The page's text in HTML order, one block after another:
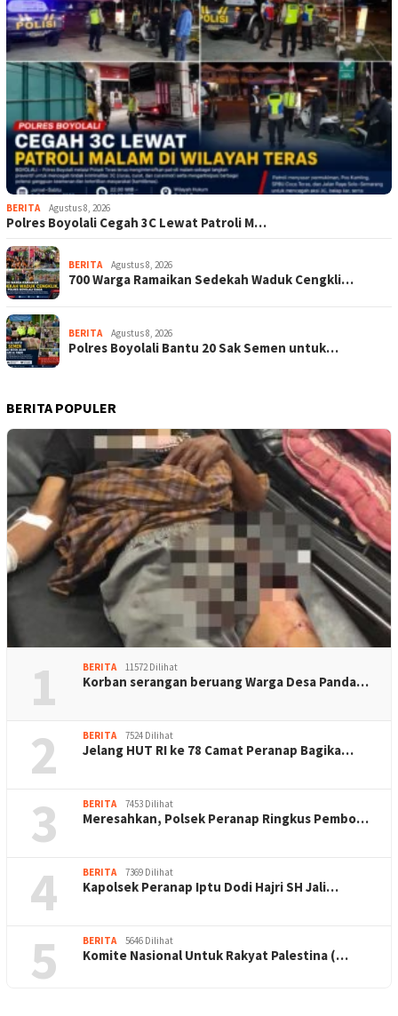
BERITA Agustus 8, 2026
Polres Boyolali Cegah 3C Lewat Patroli M…
BERITA Agustus 8, 2026
700 Warga Ramaikan Sedekah Waduk Cengkli…
BERITA Agustus 8, 2026
Polres Boyolali Bantu 20 Sak Semen untuk…
BERITA POPULER
1 BERITA 11572 Dilihat
Korban serangan beruang Warga Desa Panda…
2 BERITA 7524 Dilihat
Jelang HUT RI ke 78 Camat Peranap Bagika…
3 BERITA 7453 Dilihat
Meresahkan, Polsek Peranap Ringkus Pembo…
4 BERITA 7369 Dilihat
Kapolsek Peranap Iptu Dodi Hajri SH Jali…
5 BERITA 5646 Dilihat
Komite Nasional Untuk Rakyat Palestina (…